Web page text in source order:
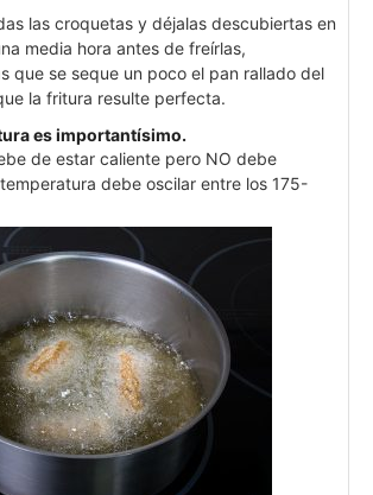
las croquetas y déjalas descubiertas en
media hora antes de freírlas,
que se seque un poco el pan rallado del
la fritura resulte perfecta.
es importantísimo.
de estar caliente pero NO debe
debe oscilar entre los 175-